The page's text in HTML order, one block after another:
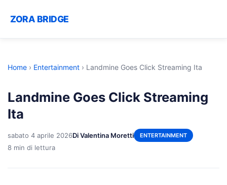
ZORA BRIDGE
Home › Entertainment › Landmine Goes Click Streaming Ita
Landmine Goes Click Streaming
Ita
sabato 4 aprile 2026Di Valentina Moretti ENTERTAINMENT
8 min di lettura